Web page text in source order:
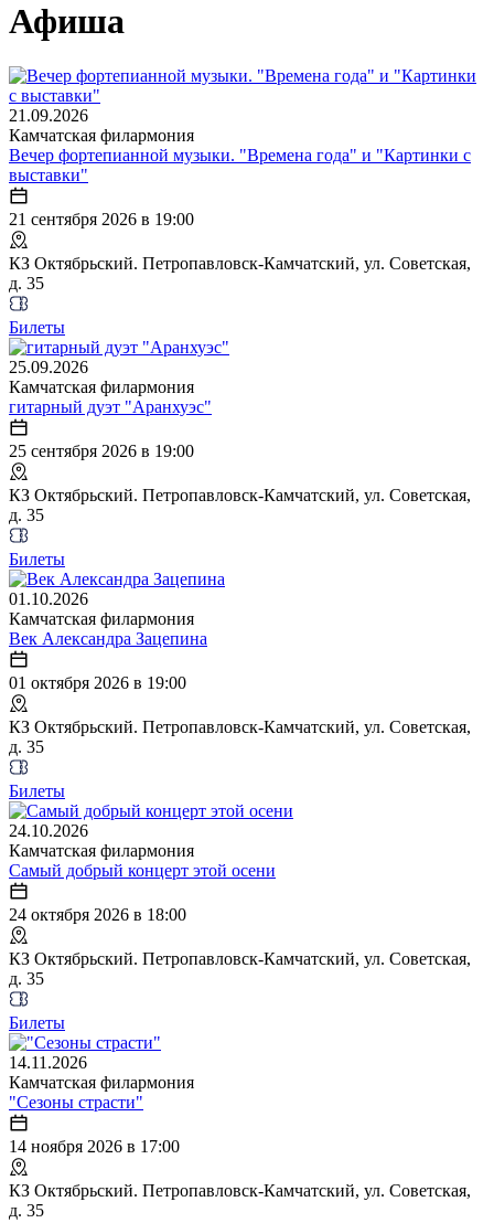
Афиша
21.09.2026
Камчатская филармония
Вечер фортепианной музыки. "Времена года" и "Картинки с
выставки"
21 сентября 2026 в 19:00
КЗ Октябрьский. Петропавловск-Камчатский, ул. Советская,
д. 35
Билеты
25.09.2026
Камчатская филармония
гитарный дуэт "Аранхуэс"
25 сентября 2026 в 19:00
КЗ Октябрьский. Петропавловск-Камчатский, ул. Советская,
д. 35
Билеты
01.10.2026
Камчатская филармония
Век Александра Зацепина
01 октября 2026 в 19:00
КЗ Октябрьский. Петропавловск-Камчатский, ул. Советская,
д. 35
Билеты
24.10.2026
Камчатская филармония
Самый добрый концерт этой осени
24 октября 2026 в 18:00
КЗ Октябрьский. Петропавловск-Камчатский, ул. Советская,
д. 35
Билеты
14.11.2026
Камчатская филармония
"Сезоны страсти"
14 ноября 2026 в 17:00
КЗ Октябрьский. Петропавловск-Камчатский, ул. Советская,
д. 35